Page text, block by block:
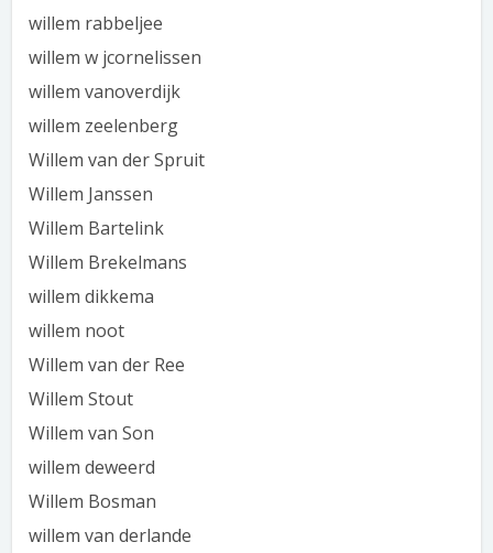
willem rabbeljee
willem w jcornelissen
willem vanoverdijk
willem zeelenberg
Willem van der Spruit
Willem Janssen
Willem Bartelink
Willem Brekelmans
willem dikkema
willem noot
Willem van der Ree
Willem Stout
Willem van Son
willem deweerd
Willem Bosman
willem van derlande